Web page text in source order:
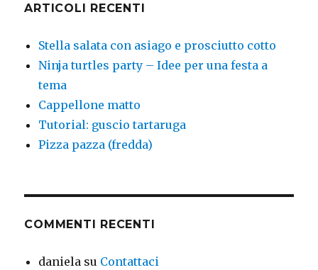
ARTICOLI RECENTI
Stella salata con asiago e prosciutto cotto
Ninja turtles party – Idee per una festa a
tema
Cappellone matto
Tutorial: guscio tartaruga
Pizza pazza (fredda)
COMMENTI RECENTI
daniela su Contattaci